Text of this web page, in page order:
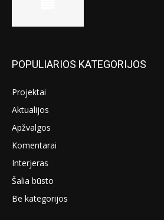
POPULIARIOS KATEGORIJOS
Projektai
Aktualijos
Apžvalgos
Komentarai
Interjeras
Šalia būsto
Be kategorijos